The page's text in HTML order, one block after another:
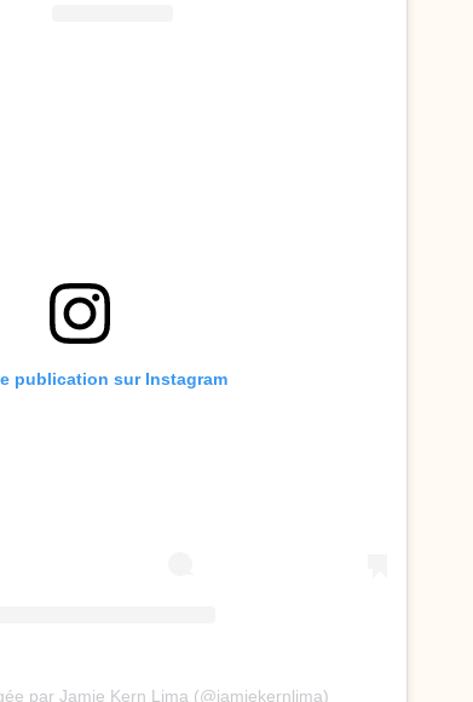
publication sur Instagram
par Jamie Kern Lima (@jamiekernlima)